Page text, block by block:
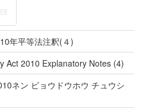
年平等法注釈(４)
Act 2010 Explanatory Notes (4)
ネン ビョウドウホウ チュウシ